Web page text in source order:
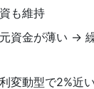
も維持
資金が薄い ->
変動型で2%近